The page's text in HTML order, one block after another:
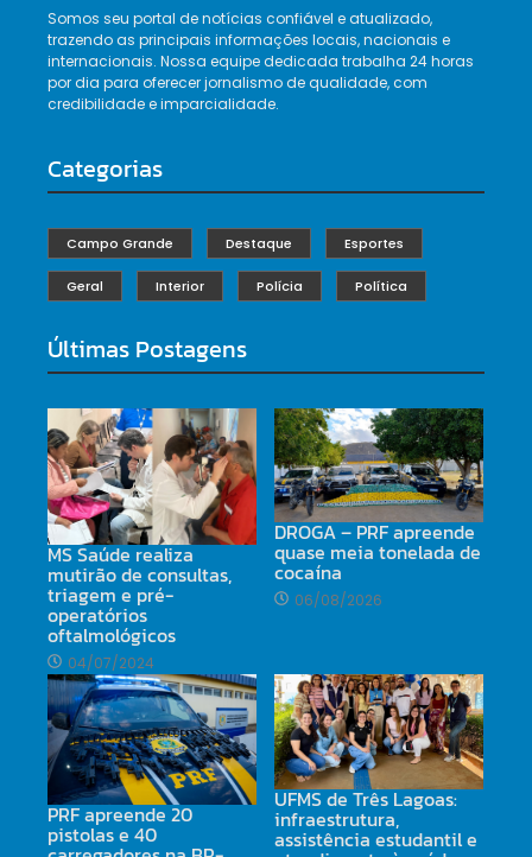
Somos seu portal de notícias confiável e atualizado,
trazendo as principais informações locais, nacionais e
internacionais. Nossa equipe dedicada trabalha 24 horas
por dia para oferecer jornalismo de qualidade, com
credibilidade e imparcialidade.
Categorias
Campo Grande Destaque Esportes
Geral Interior Polícia Política
Últimas Postagens
MS Saúde realiza
mutirão de consultas,
triagem e pré-
operatórios
oftalmológicos
04/07/2024
DROGA – PRF apreende
quase meia tonelada de
cocaína
06/08/2026
PRF apreende 20
pistolas e 40
UFMS de Três Lagoas:
infraestrutura,
assistência estudantil e